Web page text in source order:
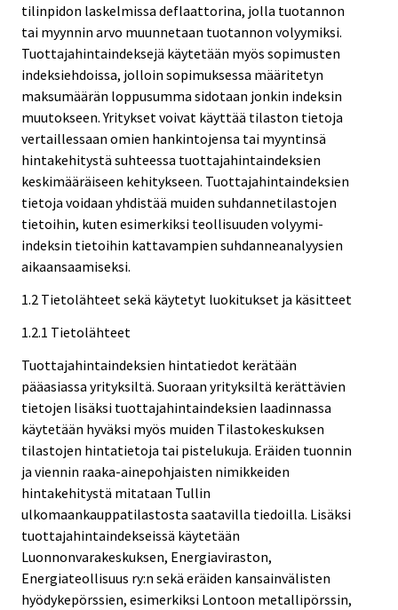
tilinpidon laskelmissa deflaattorina, jolla tuotannon
tai myynnin arvo muunnetaan tuotannon volyymiksi.
Tuottajahintaindeksejä käytetään myös sopimusten
indeksiehdoissa, jolloin sopimuksessa määritetyn
maksumäärän loppusumma sidotaan jonkin indeksin
muutokseen. Yritykset voivat käyttää tilaston tietoja
vertaillessaan omien hankintojensa tai myyntinsä
hintakehitystä suhteessa tuottajahintaindeksien
keskimääräiseen kehitykseen. Tuottajahintaindeksien
tietoja voidaan yhdistää muiden suhdannetilastojen
tietoihin, kuten esimerkiksi teollisuuden volyymi-
indeksin tietoihin kattavampien suhdanneanalyysien
aikaansaamiseksi.
1.2 Tietolähteet sekä käytetyt luokitukset ja käsitteet
1.2.1 Tietolähteet
Tuottajahintaindeksien hintatiedot kerätään
pääasiassa yrityksiltä. Suoraan yrityksiltä kerättävien
tietojen lisäksi tuottajahintaindeksien laadinnassa
käytetään hyväksi myös muiden Tilastokeskuksen
tilastojen hintatietoja tai pistelukuja. Eräiden tuonnin
ja viennin raaka-ainepohjaisten nimikkeiden
hintakehitystä mitataan Tullin
ulkomaankauppatilastosta saatavilla tiedoilla. Lisäksi
tuottajahintaindekseissä käytetään
Luonnonvarakeskuksen, Energiaviraston,
Energiateollisuus ry:n sekä eräiden kansainvälisten
hyödykepörssien, esimerkiksi Lontoon metallipörssin,